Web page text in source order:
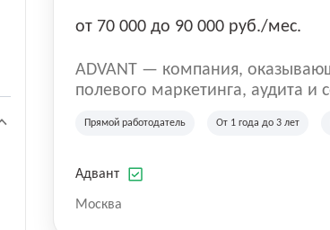
от 70 000 до 90 000 руб./мес.
ADVANT — компания,
полевого маркетинга, аудита
на территории России,
Прямой работодатель От 1 года до 3 лет
Адвант
Москва